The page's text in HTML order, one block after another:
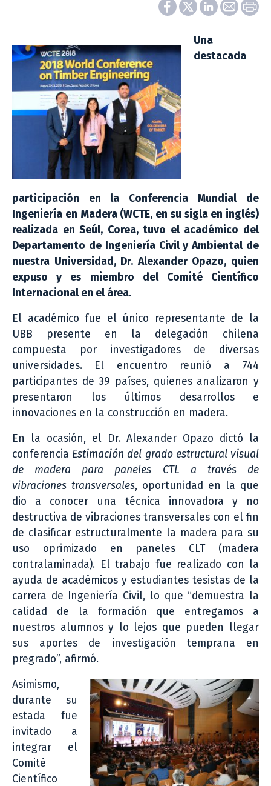
Una
destacada
participación en la Conferencia Mundial de
Ingeniería en Madera (WCTE, en su sigla en inglés)
realizada en Seúl, Corea, tuvo el académico del
Departamento de Ingeniería Civil y Ambiental de
nuestra Universidad, Dr. Alexander Opazo, quien
expuso y es miembro del Comité Científico
Internacional en el área.
El académico fue el único representante de la
UBB presente en la delegación chilena
compuesta por investigadores de diversas
universidades. El encuentro reunió a 744
participantes de 39 países, quienes analizaron y
presentaron los últimos desarrollos e
innovaciones en la construcción en madera.
En la ocasión, el Dr. Alexander Opazo dictó la
conferencia Estimación del grado estructural visual
de madera para paneles CTL
a través de
vibraciones transversales, oportunidad en la que
dio a conocer una técnica innovadora y no
destructiva de vibraciones transversales con el fin
de clasificar estructuralmente la madera para su
uso oprimizado en paneles CLT (madera
contralaminada). El trabajo fue realizado con la
ayuda de académicos y estudiantes tesistas de la
carrera de Ingeniería Civil, lo que “demuestra la
calidad de la formación que entregamos a
nuestros alumnos y lo lejos que pueden llegar
sus aportes de investigación temprana en
pregrado”, afirmó.
Asimismo,
durante su
estada fue
invitado a
integrar el
Comité
Científico